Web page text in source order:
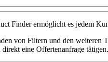
Finder ermöglicht es jedem
von Filtern und den weiteren
direkt eine Offertenanfrage tätigen.